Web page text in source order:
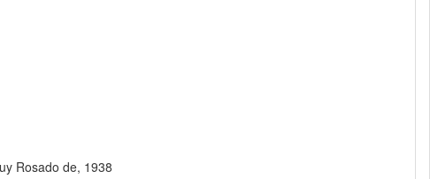
Rosado de, 1938